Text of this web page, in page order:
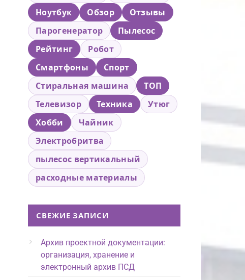
Ноутбук
Обзор
Отзывы
Парогенератор
Пылесос
Рейтинг
Робот
Смартфоны
Спорт
Стиральная машина
ТОП
Телевизор
Техника
Утюг
Хобби
Чайник
Электробритва
пылесос вертикальный
расходные материалы
СВЕЖИЕ ЗАПИСИ
Архив проектной документации:
организация, хранение и
электронный архив ПСД